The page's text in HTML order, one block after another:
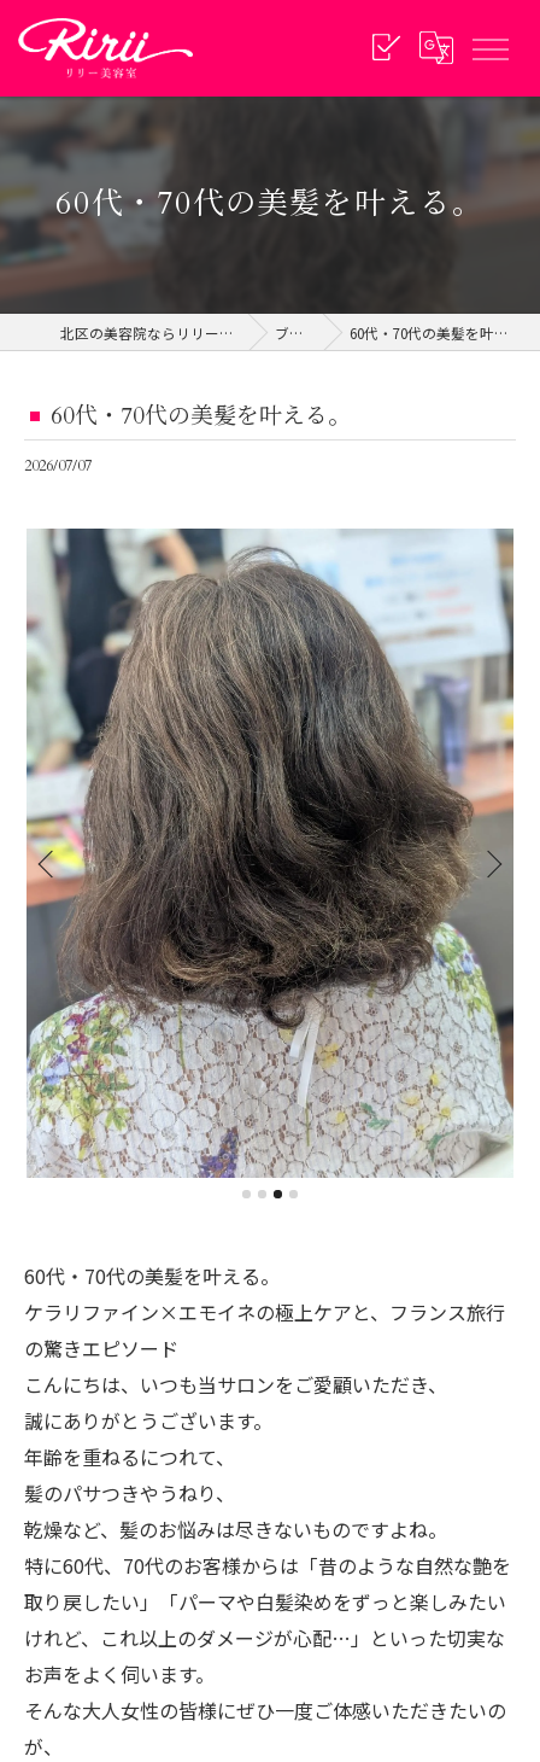
60代・70代の美髪を叶える。
北区の美容院ならリリー美容室 ブログ 60代・70代の美髪を叶える。
60代・70代の美髪を叶える。
2026/07/07
60代・70代の美髪を叶える。
ケラリファイン×エモイネの極上ケアと、フランス旅行
の驚きエピソード
こんにちは、いつも当サロンをご愛顧いただき、
誠にありがとうございます。
​年齢を重ねるにつれて、
髪のパサつきやうねり、
乾燥など、髪のお悩みは尽きないものですよね。
特に60代、70代のお客様からは「昔のような自然な艶を
取り戻したい」「パーマや白髪染めをずっと楽しみたい
けれど、これ以上のダメージが心配…」といった切実な
お声をよく伺います。
​そんな大人女性の皆様にぜひ一度ご体感いただきたいの
が、